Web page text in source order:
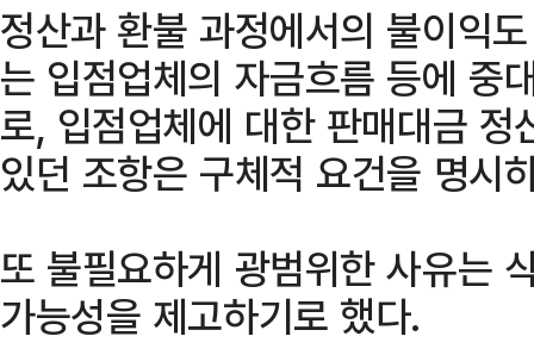
정산과 환불 과정에서의 불이익
는 입점업체의 자금흐름 등에 중
로, 입점업체에 대한 판매대금
있던 조항은 구체적 요건을 명시
또 불필요하게 광범위한 사유는
가능성을 제고하기로 했다.